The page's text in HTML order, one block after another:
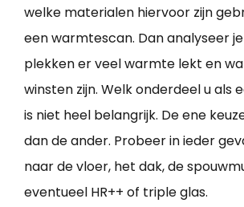
welke materialen hiervoor zijn
een warmtescan. Dan analyseer
plekken er veel warmte lekt en
winsten zijn. Welk onderdeel u als
is niet heel belangrijk. De ene
dan de ander. Probeer in ieder
naar de vloer, het dak, de
eventueel HR++ of triple glas.